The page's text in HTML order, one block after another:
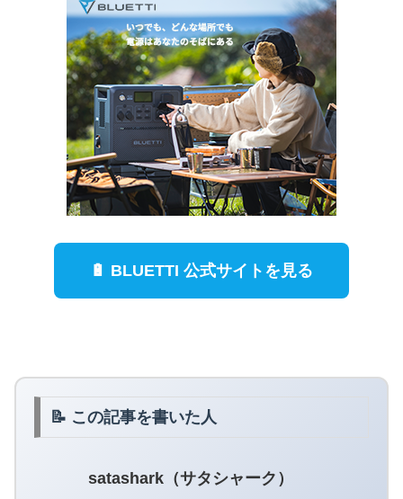
🔋 BLUETTI 公式サイトを見る
📝 この記事を書いた人
satashark（サタシャーク）